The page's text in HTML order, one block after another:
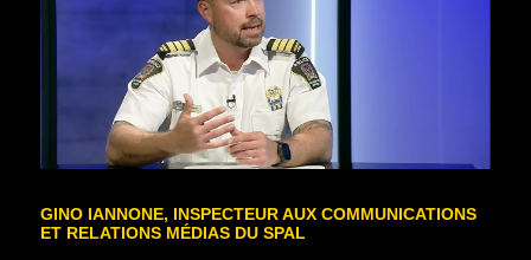
GINO IANNONE, INSPECTEUR AUX COMMUNICATIONS
ET RELATIONS MÉDIAS DU SPAL